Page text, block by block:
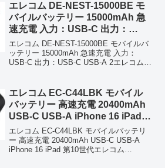
エレコム DE-NEST-15000BE モ
バイルバッテリー 15000mAh 急
速充電 入力：USB-C 出力：
USB-C USB-A 2
エレコム DE-NEST-15000BE モバイルバ
ッテリー 15000mAh 急速充電 入力：
USB-C 出力：USB-C USB-A 2エレコム
エレコム EC-C44LBK モバイル
バッテリー 高速充電 20400mAh
USB-C USB-A iPhone 16 iPad
第10世代
エレコム EC-C44LBK モバイルバッテリ
ー 高速充電 20400mAh USB-C USB-A
iPhone 16 iPad 第10世代エレコム